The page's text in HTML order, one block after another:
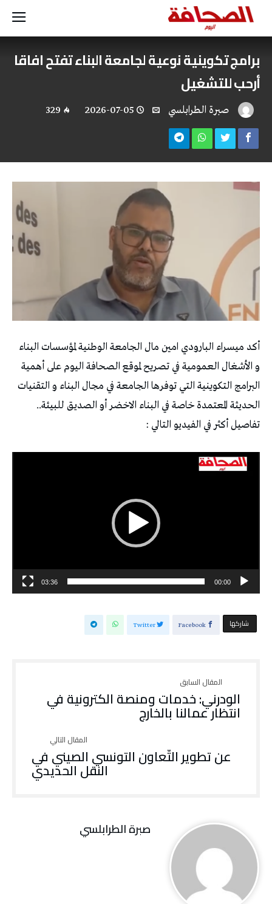
برامج تكوينية نوعية لجامعة البناء تفتح افاقا
أرحب للتشغيل
صبرة الطرابلسي 2026-07-05
329
أكد ميسراء البارودي امين مال الجامعة الوطنية لمؤسسات البناء
و الأشغال العمومية في تصريح لموقع الصحافة اليوم على أهمية
البرامج التكوينية التي توفرها الجامعة في مجال البناء و التقنيات
الحديثة المعتمدة خاصة في البناء الاخضر أو الصديق للبيئة..
تفاصيل أكثر في الفيديو التالي :
مشغل
00:00
03:36
‫‫ شاركها‬ Facebook
Twitter
الودرني: خدمات ومنصة الكترونية في
انتظار عمالنا بالخارج
‬النقل‭ ‬الحديدي
صبرة الطرابلسي